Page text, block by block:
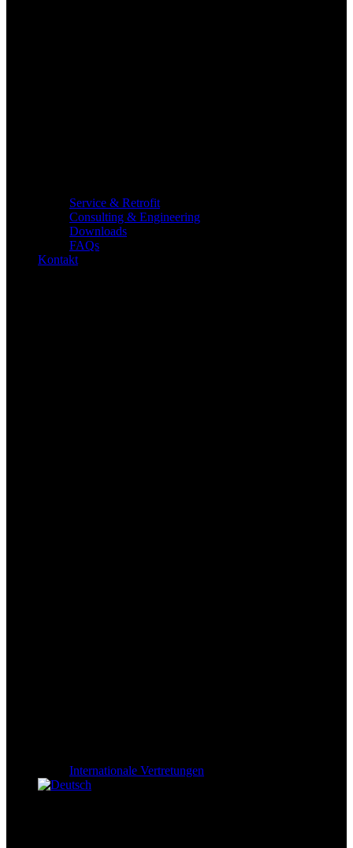
Service & Retrofit
Consulting & Engineering
Downloads
FAQs
Kontakt
Internationale Vertretungen